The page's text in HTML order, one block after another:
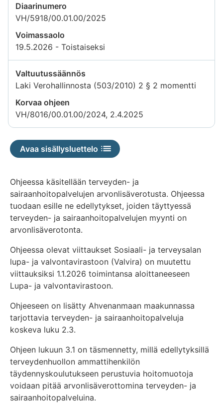
Diaarinumero
VH/5918/00.01.00/2025
Voimassaolo
19.5.2026 - Toistaiseksi
Valtuutussäännös
Laki Verohallinnosta (503/2010) 2 § 2 momentti
Korvaa ohjeen
VH/8016/00.01.00/2024, 2.4.2025
Avaa sisällysluettelo
Ohjeessa käsitellään terveyden- ja
sairaanhoitopalvelujen arvonlisäverotusta. Ohjeessa
tuodaan esille ne edellytykset, joiden täyttyessä
terveyden- ja sairaanhoitopalvelujen myynti on
arvonlisäverotonta.
Ohjeessa olevat viittaukset Sosiaali- ja terveysalan
lupa- ja valvontavirastoon (Valvira) on muutettu
viittauksiksi 1.1.2026 toimintansa aloittaneeseen
Lupa- ja valvontavirastoon.
Ohjeeseen on lisätty Ahvenanmaan maakunnassa
tarjottavia terveyden- ja sairaanhoitopalveluja
koskeva luku 2.3.
Ohjeen lukuun 3.1 on täsmennetty, millä edellytyksillä
terveydenhuollon ammattihenkilön
täydennyskoulutukseen perustuvia hoitomuotoja
voidaan pitää arvonlisäverottomina terveyden- ja
sairaanhoitopalveluina.